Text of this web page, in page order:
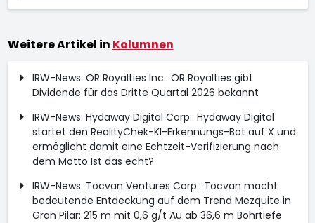
Weitere Artikel in Kolumnen
IRW-News: OR Royalties Inc.: OR Royalties gibt
Dividende für das Dritte Quartal 2026 bekannt
IRW-News: Hydaway Digital Corp.: Hydaway Digital
startet den RealityChek-KI-Erkennungs-Bot auf X und
ermöglicht damit eine Echtzeit-Verifizierung nach
dem Motto Ist das echt?
IRW-News: Tocvan Ventures Corp.: Tocvan macht
bedeutende Entdeckung auf dem Trend Mezquite in
Gran Pilar: 215 m mit 0,6 g/t Au ab 36,6 m Bohrtiefe